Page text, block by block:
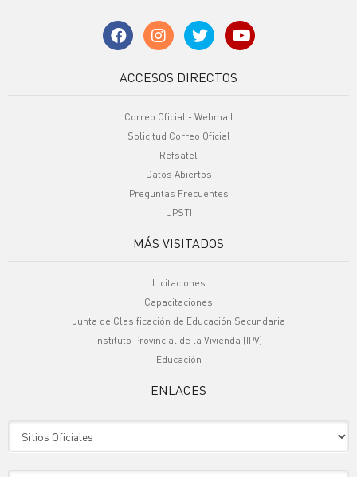
ACCESOS DIRECTOS
Correo Oficial - Webmail
Solicitud Correo Oficial
Refsatel
Datos Abiertos
Preguntas Frecuentes
UPSTI
MÁS VISITADOS
Licitaciones
Capacitaciones
Junta de Clasificación de Educación Secundaria
Instituto Provincial de la Vivienda (IPV)
Educación
ENLACES